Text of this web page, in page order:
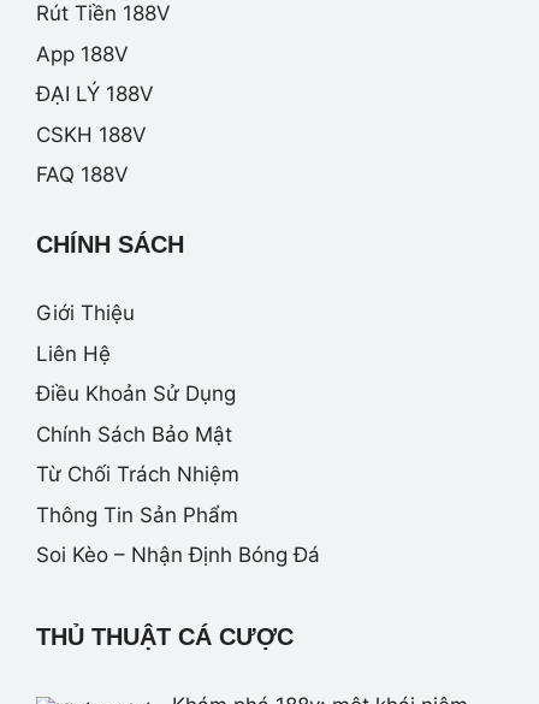
Rút Tiền 188V
App 188V
ĐẠI LÝ 188V
CSKH 188V
FAQ 188V
CHÍNH SÁCH
Giới Thiệu
Liên Hệ
Điều Khoản Sử Dụng
Chính Sách Bảo Mật
Từ Chối Trách Nhiệm
Thông Tin Sản Phẩm
Soi Kèo – Nhận Định Bóng Đá
THỦ THUẬT CÁ CƯỢC